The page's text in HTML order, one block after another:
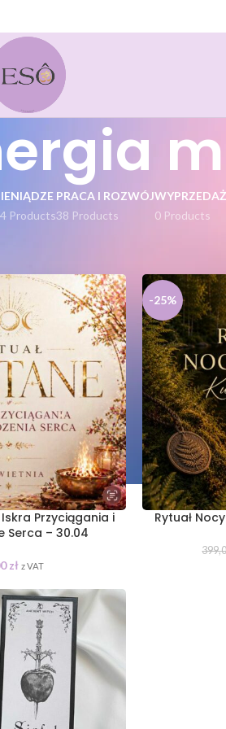
Products
PRACA I ROZWÓJ
38 Products
WYPRZEDAŻ
0 Products
Przyciągania i
Serca – 30.04
zł z VAT
-25%
Rytuał